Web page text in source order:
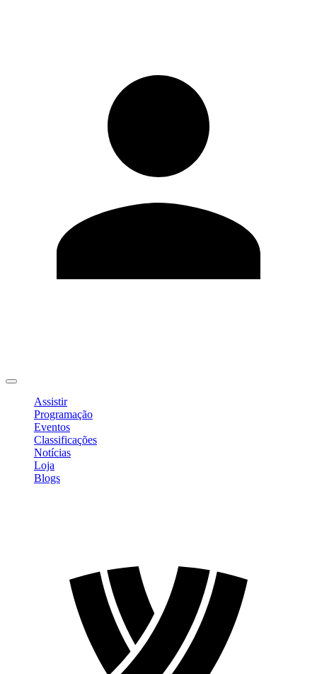
Assistir
Programação
Eventos
Classificações
Notícias
Loja
Blogs